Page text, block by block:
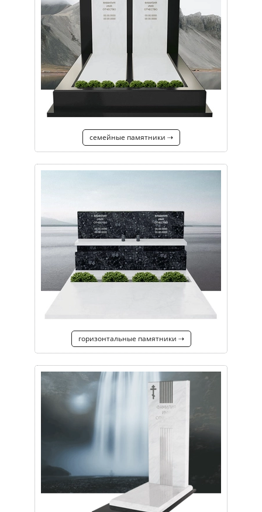
семейные памятники ⇢
горизонтальные памятники ⇢